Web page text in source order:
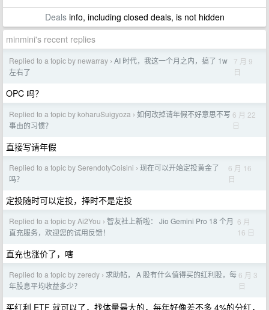
Dealsinfo, including closed deals, is not hidden
minmini's recent replies
Replied to a topic by newarray › AI 时代，我这一个月之内，搞了 1w
左右了
7 月 9
日
OPC 吗？
Replied to a topic by koharuSuigyoza › 如何改掉请年假不好意思不写
事由的习惯？
6 月 22
日
直接写请年假
Replied to a topic by SerendotyCoisini › 现在可以开始定投黄金了
吗？
6 月 16
日
定投随时可以定投，择时不是定投
Replied to a topic by Ai2You › 智友社上新啦： Jio Gemini Pro 18 个月
直充服务，欢迎您的试用反馈！
6 月
16 日
直充也涨价了，嗐
Replied to a topic by zeredy › 求助帖， A 股有什么值得买的红利股，每
年股息平均收益多少？
6 月 3
日
买红利 ETF 就可以了，找体量最大的，每年好像差不多 4%的分红，